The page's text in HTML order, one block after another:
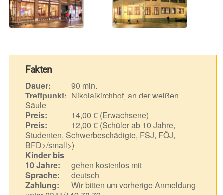
Fakten
Dauer:
90 min.
Treffpunkt: Nikolaikirchhof, an der weißen
Säule
Preis:
14,00 € (Erwachsene)
Preis:
12,00 € (Schüler ab 10 Jahre,
Studenten, Schwerbeschädigte, FSJ, FÖJ,
BFD>/small>)
Kinder bis
10 Jahre:
gehen kostenlos mit
Sprache:
deutsch
Zahlung:
Wir bitten um vorherige Anmeldung